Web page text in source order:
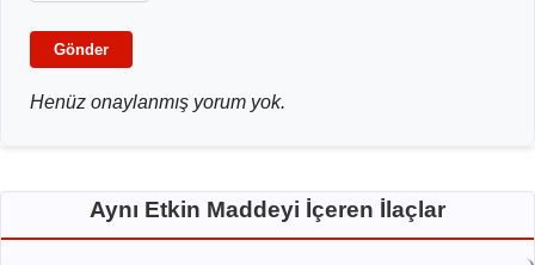
Gönder
Henüz onaylanmış yorum yok.
Aynı Etkin Maddeyi İçeren İlaçlar